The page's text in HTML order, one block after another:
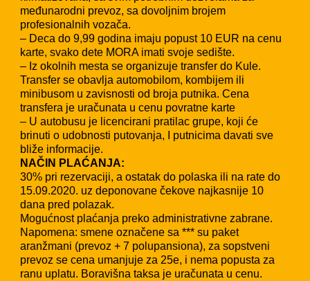
međunarodni prevoz, sa dovoljnim brojem
profesionalnih vozača.
– Deca do 9,99 godina imaju popust 10 EUR na cenu
karte, svako dete MORA imati svoje sedište.
– Iz okolnih mesta se organizuje transfer do Kule.
Transfer se obavlja automobilom, kombijem ili
minibusom u zavisnosti od broja putnika. Cena
transfera je uračunata u cenu povratne karte
– U autobusu je licencirani pratilac grupe, koji će
brinuti o udobnosti putovanja, I putnicima davati sve
bliže informacije.
NAČIN PLAĆANJA:
30% pri rezervaciji, a ostatak do polaska ili na rate do
15.09.2020. uz deponovane čekove najkasnije 10
dana pred polazak.
Mogućnost plaćanja preko administrativne zabrane.
Napomena: smene označene sa *** su paket
aranžmani (prevoz + 7 polupansiona), za sopstveni
prevoz se cena umanjuje za 25e, i nema popusta za
ranu uplatu. Boravišna taksa je uračunata u cenu.